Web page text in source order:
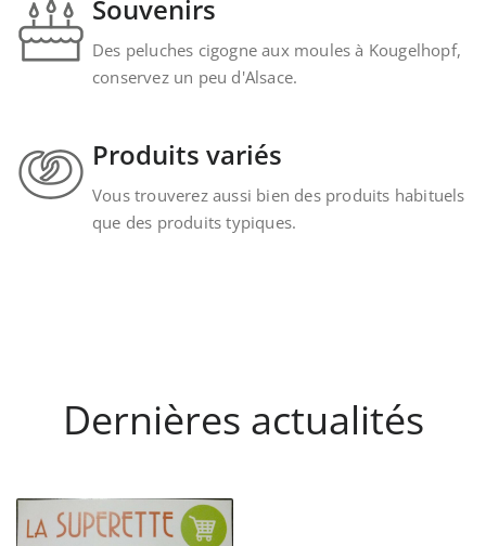
Souvenirs
Des peluches cigogne aux moules à Kougelhopf,
conservez un peu d'Alsace.
Produits variés
Vous trouverez aussi bien des produits habituels
que des produits typiques.
Dernières actualités